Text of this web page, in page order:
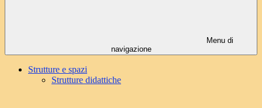
Menu di
navigazione
Strutture e spazi
Strutture didattiche